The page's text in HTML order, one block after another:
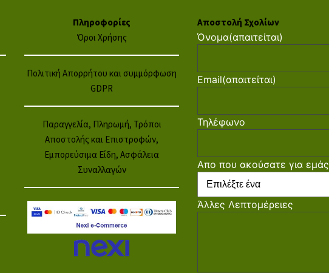
Πληροφορίες
Όροι Χρήσης
Πολιτική Απορρήτου και συμμόρφωση
GDPR
Παραγγελία, Πληρωμή, Τρόποι
Αποστολής και Επιστροφών,
Εμπορεύσιμα Είδη, Ασφάλεια
Συναλλαγών
Αποστολή Σχολίων
Όνομα(απαιτείται)
Email(απαιτείται)
Τηλέφωνο
Απο που ακούσατε για εμάς
Άλλες Λεπτομέρειες